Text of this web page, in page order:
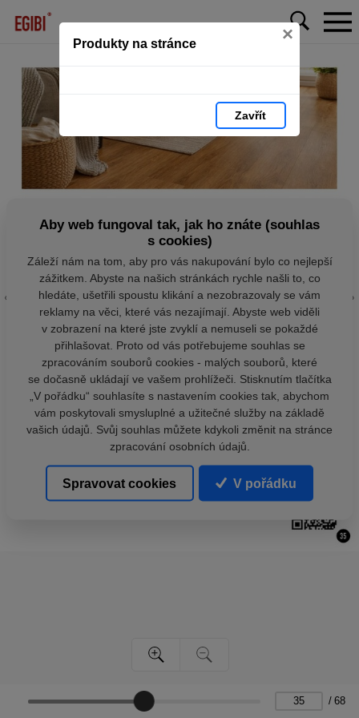
Produkty na stránce ×
Zavřít
/ 68
Aby web fungoval tak, jak ho znáte (souhlas
s cookies)
Záleží nám na tom, aby pro vás nakupování bylo co nejlepší
zážitkem. Abyste na našich stránkách rychle našli to, co
hledáte, ušetřili spoustu klikání a nezobrazovaly se vám
reklamy na věci, které vás nezajímají. Abyste web viděli
v zobrazení na které jste zvyklí a nemuseli se pokaždé
přihlašovat. Proto od vás potřebujeme souhlas se
zpracováním souborů cookies - malých souborů, které
se dočasně ukládají ve vašem prohlížeči. Stisknutím tlačítka
„V pořádku“ souhlasíte s nastavením cookies tak, abychom
vám poskytovali smysluplné a užitečné služby na základě
vašich údajů. Svůj souhlas můžete kdykoli změnit na stránce
zpracování osobních údajů.
Spravovat cookies V pořádku